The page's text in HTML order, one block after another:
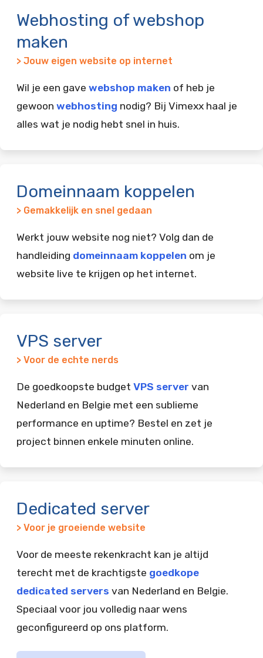
Webhosting of webshop
maken
> Jouw eigen website op internet
Wil je een gave webshop maken of heb je
gewoon webhosting nodig? Bij Vimexx haal je
alles wat je nodig hebt snel in huis.
Domeinnaam koppelen
> Gemakkelijk en snel gedaan
Werkt jouw website nog niet? Volg dan de
handleiding domeinnaam koppelen om je
website live te krijgen op het internet.
VPS server
> Voor de echte nerds
De goedkoopste budget VPS server van
Nederland en Belgie met een sublieme
performance en uptime? Bestel en zet je
project binnen enkele minuten online.
Dedicated server
> Voor je groeiende website
Voor de meeste rekenkracht kan je altijd
terecht met de krachtigste goedkope
dedicated servers van Nederland en Belgie.
Speciaal voor jou volledig naar wens
geconfigureerd op ons platform.